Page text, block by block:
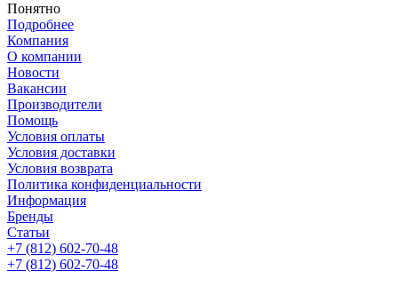
Понятно
Подробнее
Компания
О компании
Новости
Вакансии
Производители
Помощь
Условия оплаты
Условия доставки
Условия возврата
Политика конфиденциальности
Информация
Бренды
Статьи
+7 (812) 602-70-48
+7 (812) 602-70-48